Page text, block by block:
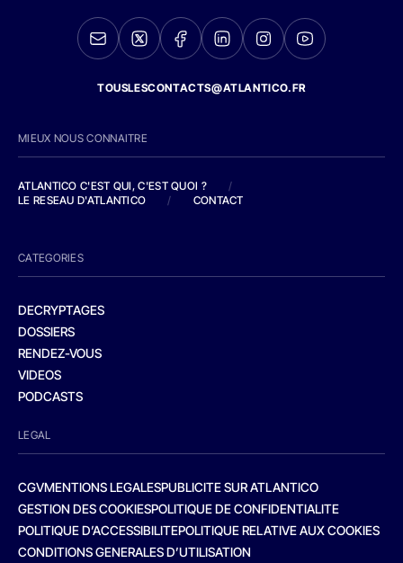
TOUSLESCONTACTS@ATLANTICO.FR
MIEUX NOUS CONNAITRE
ATLANTICO C'EST QUI, C'EST QUOI ?
/
LE RESEAU D'ATLANTICO
/ CONTACT
CATEGORIES
DECRYPTAGES
DOSSIERS
RENDEZ-VOUS
VIDEOS
PODCASTS
LEGAL
CGVMENTIONS LEGALESPUBLICITE SUR ATLANTICO
GESTION DES COOKIESPOLITIQUE DE CONFIDENTIALITE
POLITIQUE D’ACCESSIBILITEPOLITIQUE RELATIVE AUX COOKIES
CONDITIONS GENERALES D’UTILISATION